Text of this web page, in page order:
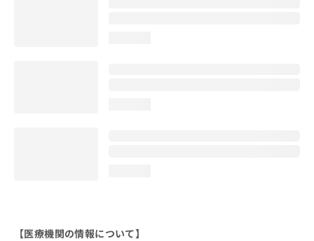
【医療機関の情報について】